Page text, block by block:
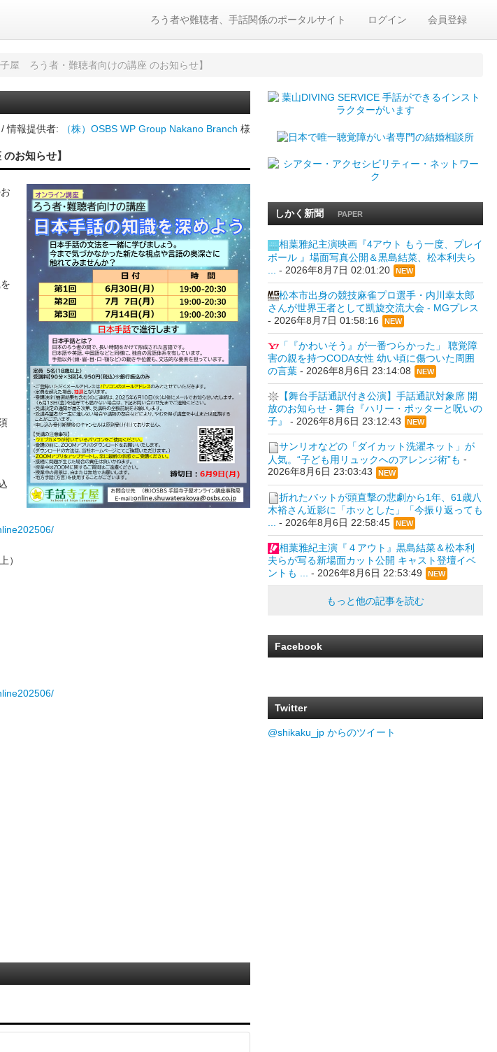
ログイン 会員登録
ろう者や難聴者、手話関係のポータルサイト
屋 ろう者・難聴者向けの講座 のお知らせ】
/ 情報提供者: （株）OSBS WP Group Nakano Branch 様
お知らせ】
）
しかく新聞 PAPER
相葉雅紀主演映画『4アウト もう一度、プレイ
ボール 』場面写真公開＆黒島結菜、松本利夫ら
- 2026年8月7日 02:01:20 NEW
松本市出身の競技麻雀プロ選手・内川幸太郎
さんが世界王者として凱旋交流大会 - MGプレス
- 2026年8月7日 01:58:16 NEW
「『かわいそう』が一番つらかった」 聴覚障
害の親を持つCODA女性 幼い頃に傷ついた周囲
の言葉- 2026年8月6日 23:14:08 NEW
【舞台手話通訳付き公演】手話通訳対象席 開
放のお知らせ - 舞台『ハリー・ポッターと呪いの
子』
- 2026年8月6日 23:12:43 NEW
サンリオなどの「ダイカット洗濯ネット」が
人気。“子ども用リュックへのアレンジ術”も -
2026年8月6日 23:03:43
NEW
折れたバットが頭直撃の悲劇から1年、61歳八
木裕さん近影に「ホッとした」「今振り返っても
- 2026年8月6日 22:58:45 NEW
相葉雅紀主演『４アウト』黒島結菜＆松本利
夫らが写る新場面カット公開 キャスト登壇イベ
ントも ... - 2026年8月6日 22:53:49 NEW
もっと他の記事を読む
Facebook
Twitter
@shikaku_jp からのツイート